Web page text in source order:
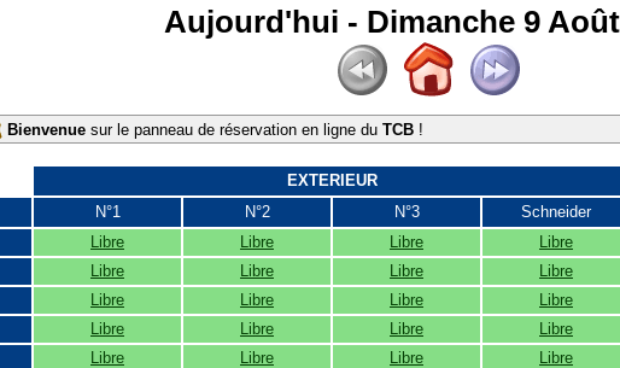
Aujourd'hui - Dimanche 9
Bienvenue sur le panneau de réservation en ligne du TCB !
EXTERIEUR
N°1
N°2 N°3 Schneider
Libre Libre Libre Libre
Libre Libre Libre Libre
Libre Libre Libre Libre
Libre Libre Libre Libre
Libre Libre Libre Libre